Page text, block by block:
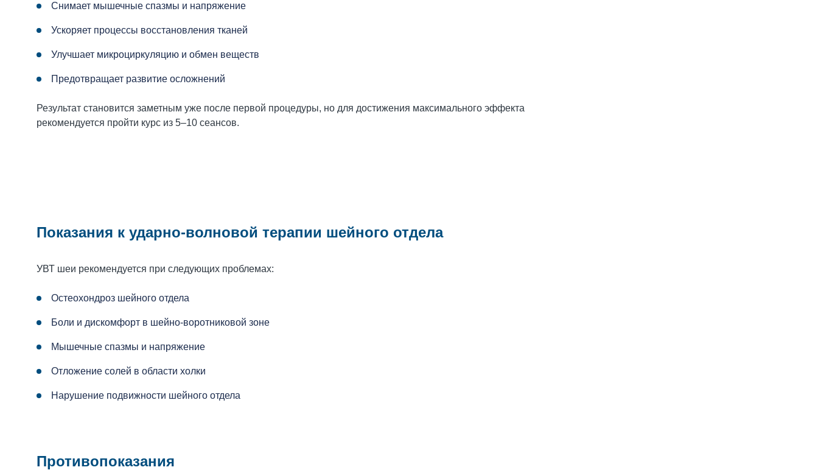
Снимает мышечные спазмы и напряжение
Ускоряет процессы восстановления тканей
Улучшает микроциркуляцию и обмен веществ
Предотвращает развитие осложнений
Результат становится заметным уже после первой процедуры, но для достижения максимального эффекта
рекомендуется пройти курс из 5–10 сеансов.
Показания к ударно-волновой терапии шейного отдела
УВТ шеи рекомендуется при следующих проблемах:
Остеохондроз шейного отдела
Боли и дискомфорт в шейно-воротниковой зоне
Мышечные спазмы и напряжение
Отложение солей в области холки
Нарушение подвижности шейного отдела
Противопоказания